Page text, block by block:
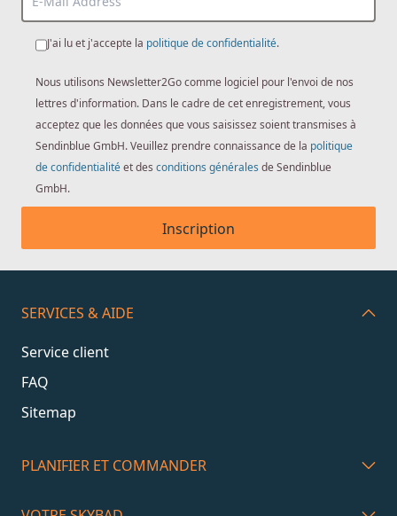
J'ai lu et j'accepte la politique de confidentialité.
Nous utilisons Newsletter2Go comme logiciel pour l'envoi de nos
lettres d'information. Dans le cadre de cet enregistrement, vous
acceptez que les données que vous saisissez soient transmises à
Sendinblue GmbH. Veuillez prendre connaissance de la politique
de confidentialitéet des conditions générales de Sendinblue
GmbH.
Inscription
SERVICES & AIDE
Service client
FAQ
Sitemap
PLANIFIER ET COMMANDER